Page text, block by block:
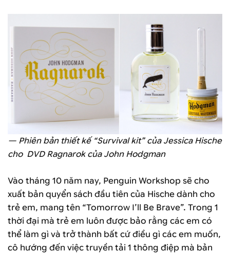
— Phiên bản thiết kế “Survival kit” của Jessica Hische
cho DVD Ragnarok của John Hodgman
Vào tháng 10 năm nay, Penguin Workshop sẽ cho
xuất bản quyển sách đầu tiên của Hische dành cho
trẻ em, mang tên “Tomorrow I’ll Be Brave”. Trong 1
thời đại mà trẻ em luôn được bảo rằng các em có
thể làm gì và trở thành bất cứ điều gì các em muốn,
cô hướng đến việc truyền tải 1 thông điệp mà bản